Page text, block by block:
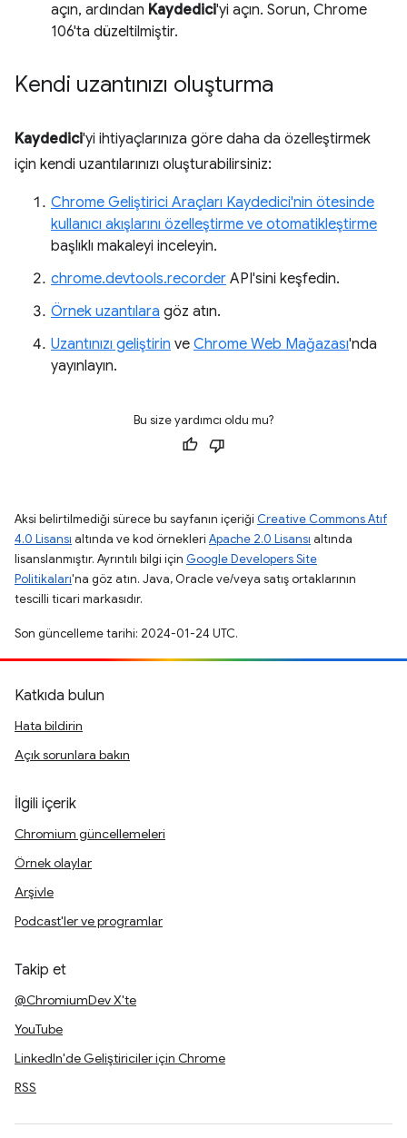
açın, ardından Kaydedici'yi açın. Sorun, Chrome
106'ta düzeltilmiştir.
Kendi uzantınızı oluşturma
Kaydedici'yi ihtiyaçlarınıza göre daha da özelleştirmek
için kendi uzantılarınızı oluşturabilirsiniz:
Chrome Geliştirici Araçları Kaydedici'nin ötesinde
kullanıcı akışlarını özelleştirme ve otomatikleştirme
başlıklı makaleyi inceleyin.
chrome.devtools.recorder API'sini keşfedin.
Örnek uzantılara göz atın.
Uzantınızı geliştirin ve Chrome Web Mağazası'nda
yayınlayın.
Bu size yardımcı oldu mu?
Aksi belirtilmediği sürece bu sayfanın içeriği Creative Commons Atıf
4.0 Lisansı altında ve kod örnekleri Apache 2.0 Lisansı altında
lisanslanmıştır. Ayrıntılı bilgi için Google Developers Site
Politikaları'na göz atın. Java, Oracle ve/veya satış ortaklarının
tescilli ticari markasıdır.
Son güncelleme tarihi: 2024-01-24 UTC.
Katkıda bulun
Hata bildirin
Açık sorunlara bakın
İlgili içerik
Chromium güncellemeleri
Örnek olaylar
Arşivle
Podcast'ler ve programlar
Takip et
@ChromiumDev X'te
YouTube
LinkedIn'de Geliştiriciler için Chrome
RSS